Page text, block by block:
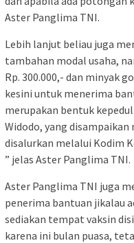
Aster Panglima TNI.
Lebih lanjut beliau juga
tambahan modal usaha,
Rp. 300.000,- dan minyak
kesini untuk menerima
merupakan bentuk
Widodo, yang
disalurkan melalui Kodim
” jelas Aster Panglima TNI.
Aster Panglima TNI juga
penerima bantuan jikalau
sediakan tempat vaksin
karena ini bulan puasa,